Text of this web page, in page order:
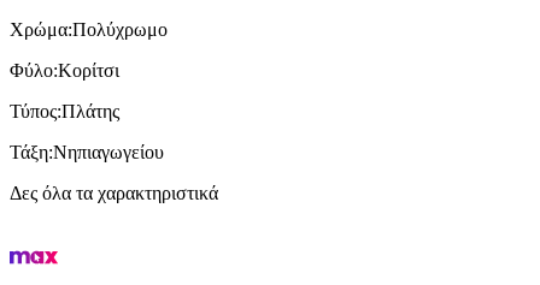
Χρώμα:Πολύχρωμο
Φύλο:Κορίτσι
Τύπος:Πλάτης
Τάξη:Νηπιαγωγείου
Δες όλα τα χαρακτηριστικά